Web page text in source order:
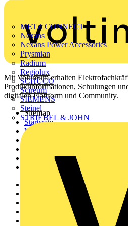
METZ CONNECT
Nexans
Nexans Power Accessories
Prysmian
Radium
Regiolux
SCHÜCO
Scireum
SIEMENS
Steinel
STRIEBEL & JOHN
Mit Voltimum erhalten
Produktinformationen, Schulungen
digitalen Plattform und Community.
Sitemap
Startseite
News
Voltimum+
Weitere Links
Downloadbereich (PDFs)
Häufig gestellte Fragen